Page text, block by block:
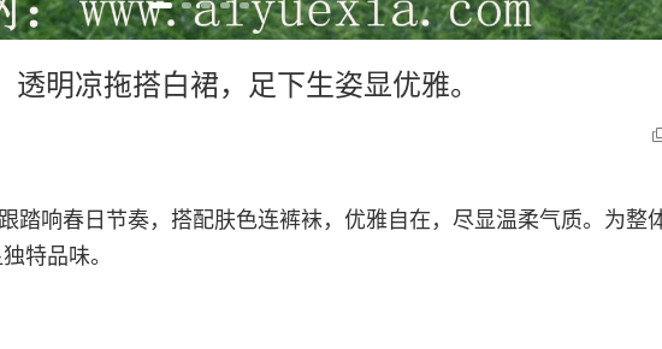
明凉拖搭白裙，足下生姿显优雅。
踏响春日节奏，搭配肤色连裤袜，优雅自在，尽显温柔气质。为整
特品味。